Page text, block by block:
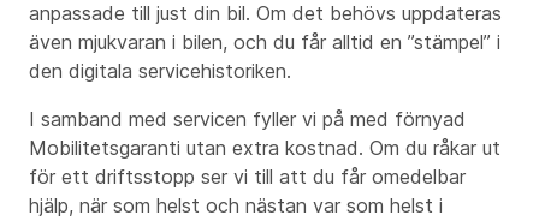
anpassade till just din bil. Om det behövs uppdateras
även mjukvaran i bilen, och du får alltid en ”stämpel” i
den digitala servicehistoriken.
I samband med servicen fyller vi på med förnyad
Mobilitetsgaranti utan extra kostnad. Om du råkar ut
för ett driftsstopp ser vi till att du får omedelbar
hjälp, när som helst och nästan var som helst i